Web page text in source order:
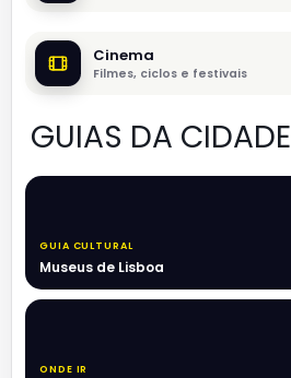
Cinema
Filmes, ciclos e festivais
GUIAS DA CIDADE
GUIA CULTURAL
Museus de Lisboa
ONDE IR